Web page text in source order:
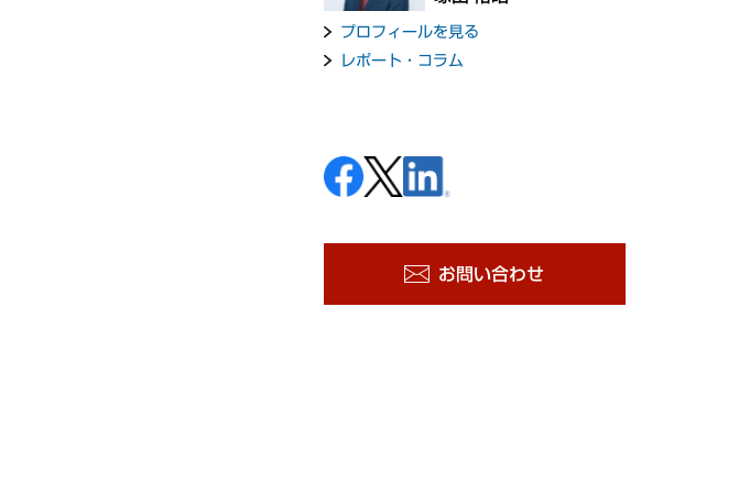
プロフィールを見る
レポート・コラム
お問い合わせ